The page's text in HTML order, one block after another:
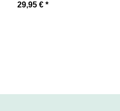
29,95 € *